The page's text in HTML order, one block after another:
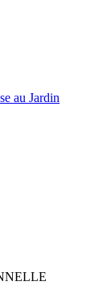
au Jardin